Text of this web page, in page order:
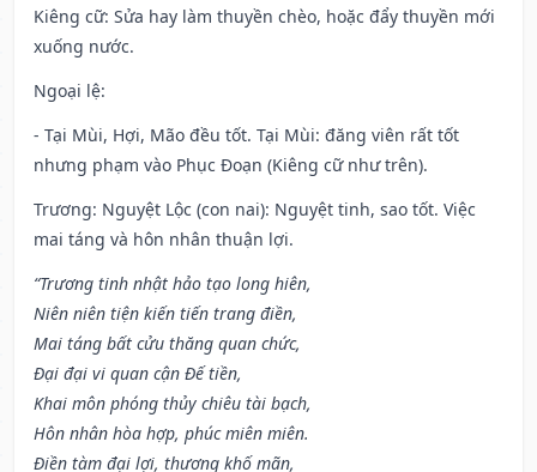
Kiêng cữ: Sửa hay làm thuyền chèo, hoặc đẩy thuyền mới
xuống nước.
Ngoại lệ:
- Tại Mùi, Hợi, Mão đều tốt. Tại Mùi: đăng viên rất tốt
nhưng phạm vào Phục Đoạn (Kiêng cữ như trên).
Trương: Nguyệt Lộc (con nai): Nguyệt tinh, sao tốt. Việc
mai táng và hôn nhân thuận lợi.
“Trương tinh nhật hảo tạo long hiên,
Niên niên tiện kiến tiến trang điền,
Mai táng bất cửu thăng quan chức,
Đại đại vi quan cận Đế tiền,
Khai môn phóng thủy chiêu tài bạch,
Hôn nhân hòa hợp, phúc miên miên.
Điền tàm đại lợi, thương khố mãn,